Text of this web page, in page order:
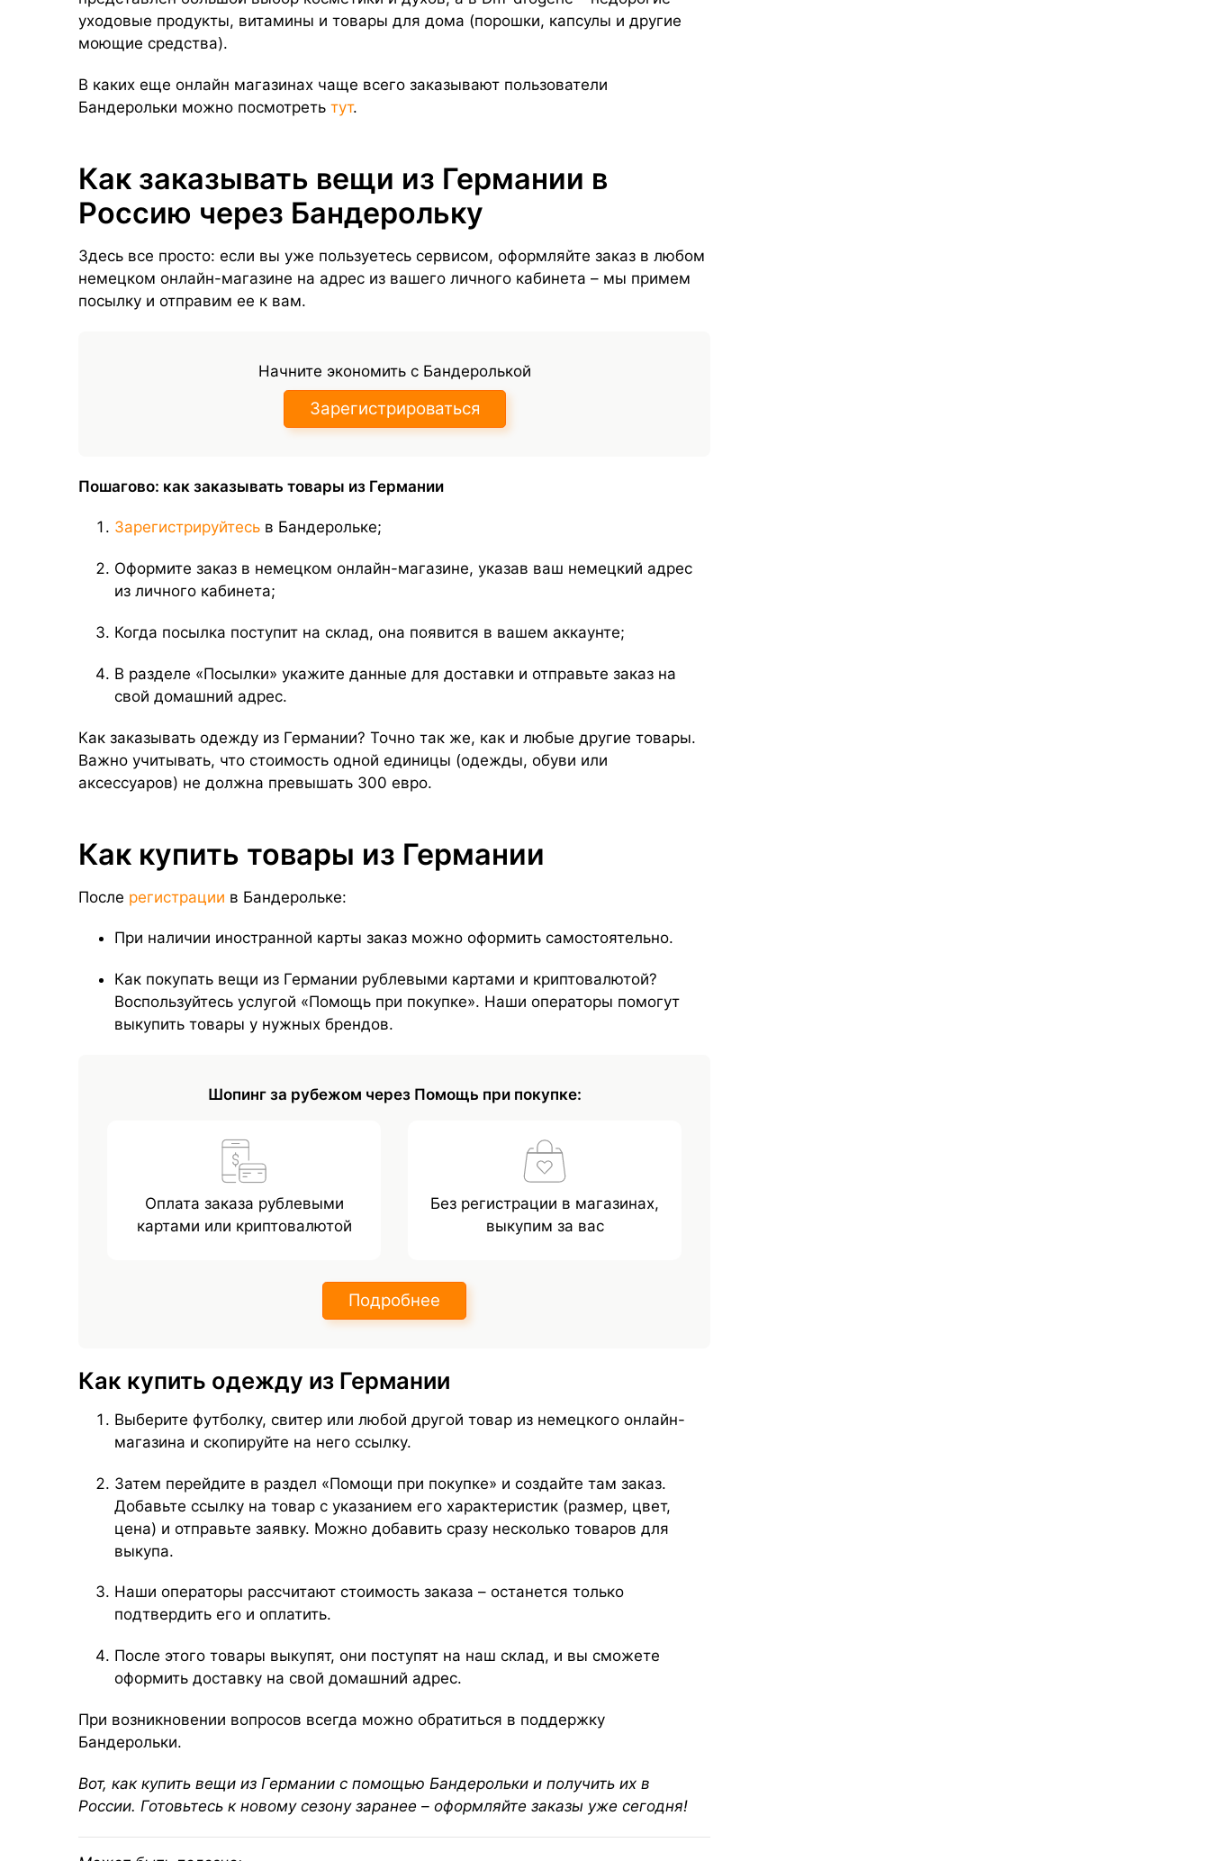
уходовые продукты, витамины и товары для дома (порошки, капсулы и другие
моющие средства).
В каких еще онлайн магазинах чаще всего заказывают пользователи
Бандерольки можно посмотреть тут.
Как заказывать вещи из Германии в
Россию через Бандерольку
Здесь все просто: если вы уже пользуетесь сервисом, оформляйте заказ в любом
немецком онлайн-магазине на адрес из вашего личного кабинета – мы примем
посылку и отправим ее к вам.
Начните экономить с Бандеролькой
Зарегистрироваться
Пошагово: как заказывать товары из Германии
Зарегистрируйтесь в Бандерольке;
Оформите заказ в немецком онлайн-магазине, указав ваш немецкий адрес
из личного кабинета;
Когда посылка поступит на склад, она появится в вашем аккаунте;
В разделе «Посылки» укажите данные для доставки и отправьте заказ на
свой домашний адрес.
Как заказывать одежду из Германии? Точно так же, как и любые другие товары.
Важно учитывать, что стоимость одной единицы (одежды, обуви или
аксессуаров) не должна превышать 300 евро.
Как купить товары из Германии
После регистрации в Бандерольке:
При наличии иностранной карты заказ можно оформить самостоятельно.
Как покупать вещи из Германии рублевыми картами и криптовалютой?
Воспользуйтесь услугой «Помощь при покупке». Наши операторы помогут
выкупить товары у нужных брендов.
Шопинг за рубежом через Помощь при покупке:
Оплата заказа рублевыми
картами или криптовалютой
Без регистрации в магазинах,
выкупим за вас
Подробнее
Как купить одежду из Германии
Выберите футболку, свитер или любой другой товар из немецкого онлайн-
магазина и скопируйте на него ссылку.
Затем перейдите в раздел «Помощи при покупке» и создайте там заказ.
Добавьте ссылку на товар с указанием его характеристик (размер, цвет,
цена) и отправьте заявку. Можно добавить сразу несколько товаров для
выкупа.
Наши операторы рассчитают стоимость заказа – останется только
подтвердить его и оплатить.
После этого товары выкупят, они поступят на наш склад, и вы сможете
оформить доставку на свой домашний адрес.
При возникновении вопросов всегда можно обратиться в поддержку
Бандерольки.
Вот, как купить вещи из Германии с помощью Бандерольки и получить их в
России. Готовьтесь к новому сезону заранее – оформляйте заказы уже сегодня!